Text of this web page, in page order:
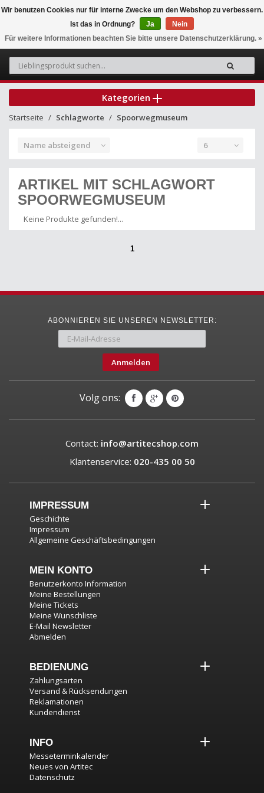
0
Kategorien
Startseite Schlagworte Spoorwegmuseum
Name absteigend 6
ARTIKEL MIT SCHLAGWORT
SPOORWEGMUSEUM
Keine Produkte gefunden!...
1
ABONNIEREN SIE UNSEREN NEWSLETTER:
Anmelden
Volg ons:
Contact: info@artitecshop.com
Klantenservice: 020-435 00 50
IMPRESSUM
Geschichte
Impressum
Allgemeine Geschäftsbedingungen
MEIN KONTO
Benutzerkonto Information
Meine Bestellungen
Meine Tickets
Meine Wunschliste
E-Mail Newsletter
Abmelden
BEDIENUNG
Zahlungsarten
Versand & Rücksendungen
Reklamationen
Kundendienst
INFO
Messeterminkalender
Neues von Artitec
Datenschutz
Wir benutzen Cookies nur für interne Zwecke um den Webshop zu verbessern.
Ist das in Ordnung?
Ja
Nein
Für weitere Informationen beachten Sie bitte unsere Datenschutzerklärung. »